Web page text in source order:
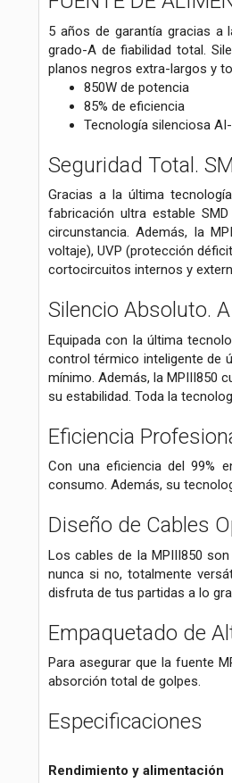
5 años de garantía gracias a
grado-A de fiabilidad total.
planos negros extra-largos y
850W de potencia
85% de eficiencia
Tecnología silenciosa AI-
Seguridad Total.
Gracias a la última
fabricación ultra estable
circunstancia. Además, la
voltaje), UVP (protección
cortocircuitos internos y
Silencio Absoluto.
Equipada con la última
control térmico inteligente de
mínimo. Además, la MPIII850
su estabilidad. Toda la
Eficiencia
Con una eficiencia del 99%
consumo. Además, su
Diseño de Cables
Los cables de la MPIII850
nunca si no, totalmente
disfruta de tus partidas a lo
Empaquetado de
Para asegurar que la fuente
absorción total de golpes.
Especificaciones
Rendimiento y alimentación